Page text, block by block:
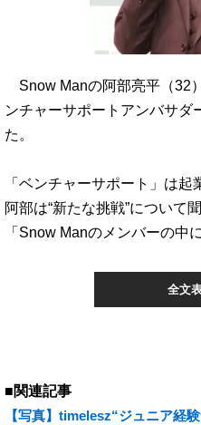
Snow Manの阿部亮平（32
ンチャーサポートアンバサダ
た。
「ベンチャーサポート」は
阿部は“新たな挑戦”について
「Snow Manのメンバーの中
全文
■関連記事
【写真】timelesz“ジュニア経